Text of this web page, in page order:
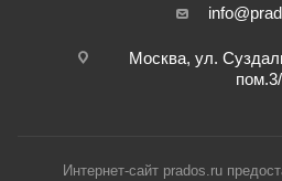
Москва, ул.
Интернет-сайт prados.ru